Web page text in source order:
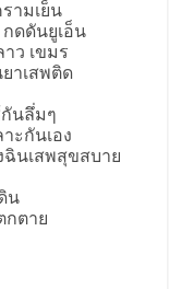
ามเย็น
ดดันยูเอ็น
ว เขมร
าเสพติด
นลึ่มๆ
ะกันเอง
ฉินเสพสุขสบาย
น
กตาย